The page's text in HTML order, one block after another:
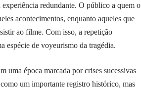
experiência redundante. O público a quem o
acontecimentos, enquanto aqueles que
ao filme. Com isso, a repetição
espécie de voyeurismo da tragédia.
uma época marcada por crises sucessivas
um importante registro histórico, mas